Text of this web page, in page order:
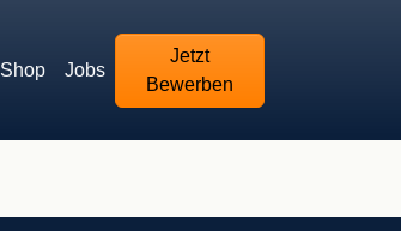
Shop Jobs
Jetzt
Bewerben